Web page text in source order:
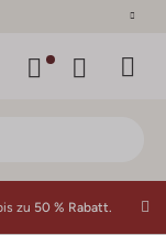
zu 50 % Rabatt.